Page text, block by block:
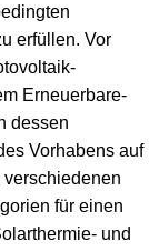
erfüllen. Vor
Erneuerbare-
dessen
Vorhabens auf
für einen
und